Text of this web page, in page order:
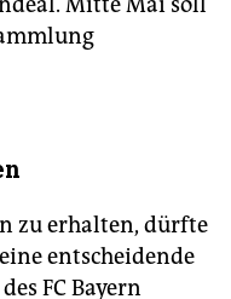
zu erhalten, dürfte
entscheidende
FC Bayern